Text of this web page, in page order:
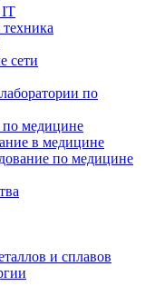
IT
сети
по
по медицине
в медицине
по медицине
и сплавов